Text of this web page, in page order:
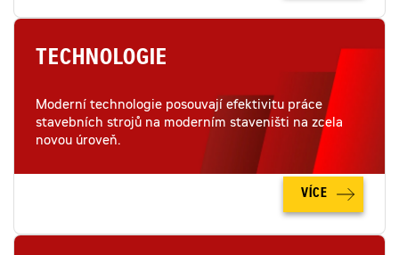
TECHNOLOGIE
Moderní technologie posouvají efektivitu práce
stavebních strojů na moderním staveništi na zcela
novou úroveň.
VÍCE